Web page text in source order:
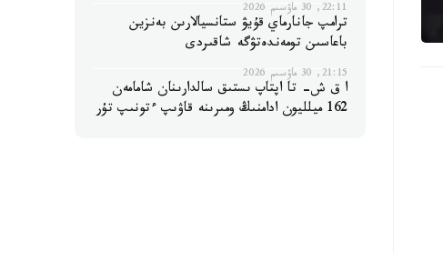
22:11, 30 ماۋسىم 2026
ترامپ جانارماي قۇيۋ ستانسيالارىن بەنزين
باعاسىن تومەندەتۋگە شاقىردى
21:15, 30 ماۋسىم 2026
ا ق ش- تا اپتاپ ىستىق سالدارىنان شامامەن
162 ميلليون ادامنىڭ ومىرىنە قاۋىپ ءتونىپ تۇر